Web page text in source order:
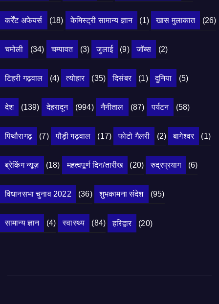
कर्रेंट अफेयर्स (18) केमिस्ट्री सामान्य ज्ञान (1) खास मुलाकात (26)
चमोली (34) चम्पावत (3) जुलाई (9) जॉब्स (2)
टिहरी गढ़वाल (4) त्योहार (35) दिसंबर (1) दुनिया (5)
देश (139) देहरादून (994) नैनीताल (87) पर्यटन (58)
पिथौरागढ़ (7) पौड़ी गढ़वाल (17) फोटो गैलरी (2) बागेश्वर (1)
ब्रेकिंग न्यूज़ (18) महत्वपूर्ण दिन/तारीख (20) रुद्रप्रयाग (6)
विधानसभा चुनाव 2022 (36) शुभकामना संदेश (95)
सामान्य ज्ञान (4) स्वास्थ्य (84) हरिद्वार (20)